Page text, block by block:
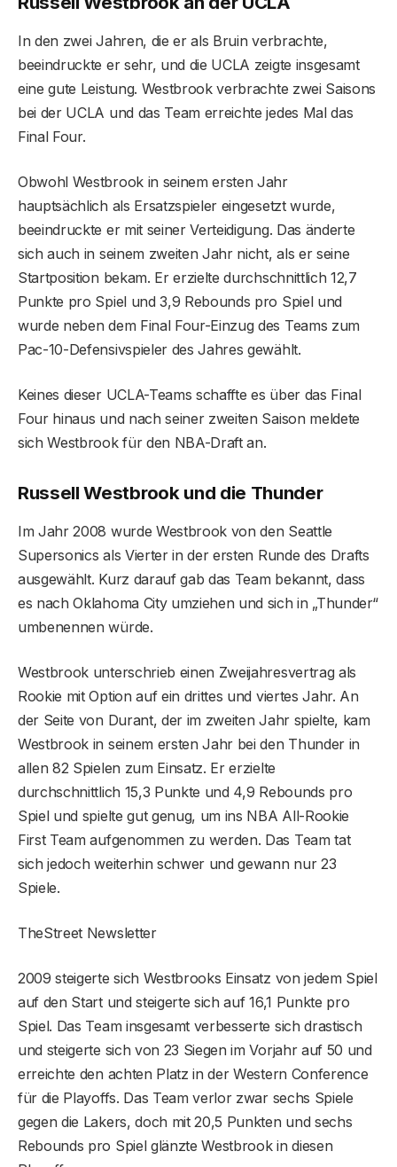
In den zwei Jahren, die er als Bruin verbrachte,
beeindruckte er sehr, und die UCLA zeigte insgesamt
eine gute Leistung. Westbrook verbrachte zwei Saisons
bei der UCLA und das Team erreichte jedes Mal das
Final Four.
Obwohl Westbrook in seinem ersten Jahr
hauptsächlich als Ersatzspieler eingesetzt wurde,
beeindruckte er mit seiner Verteidigung. Das änderte
sich auch in seinem zweiten Jahr nicht, als er seine
Startposition bekam. Er erzielte durchschnittlich 12,7
Punkte pro Spiel und 3,9 Rebounds pro Spiel und
wurde neben dem Final Four-Einzug des Teams zum
Pac-10-Defensivspieler des Jahres gewählt.
Keines dieser UCLA-Teams schaffte es über das Final
Four hinaus und nach seiner zweiten Saison meldete
sich Westbrook für den NBA-Draft an.
Russell Westbrook und die Thunder
Im Jahr 2008 wurde Westbrook von den Seattle
Supersonics als Vierter in der ersten Runde des Drafts
ausgewählt. Kurz darauf gab das Team bekannt, dass
es nach Oklahoma City umziehen und sich in „Thunder“
umbenennen würde.
Westbrook unterschrieb einen Zweijahresvertrag als
Rookie mit Option auf ein drittes und viertes Jahr. An
der Seite von Durant, der im zweiten Jahr spielte, kam
Westbrook in seinem ersten Jahr bei den Thunder in
allen 82 Spielen zum Einsatz. Er erzielte
durchschnittlich 15,3 Punkte und 4,9 Rebounds pro
Spiel und spielte gut genug, um ins NBA All-Rookie
First Team aufgenommen zu werden. Das Team tat
sich jedoch weiterhin schwer und gewann nur 23
Spiele.
TheStreet Newsletter
2009 steigerte sich Westbrooks Einsatz von jedem Spiel
auf den Start und steigerte sich auf 16,1 Punkte pro
Spiel. Das Team insgesamt verbesserte sich drastisch
und steigerte sich von 23 Siegen im Vorjahr auf 50 und
erreichte den achten Platz in der Western Conference
für die Playoffs. Das Team verlor zwar sechs Spiele
gegen die Lakers, doch mit 20,5 Punkten und sechs
Rebounds pro Spiel glänzte Westbrook in diesen